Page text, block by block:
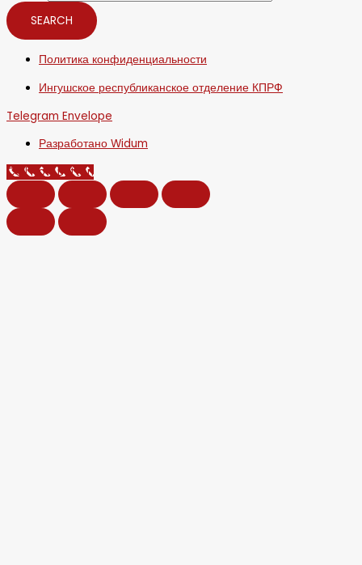
SEARCH
Политика конфиденциальности
Ингушское республиканское отделение КПРФ
Telegram Envelope
Разработано Widum
Call Now Button